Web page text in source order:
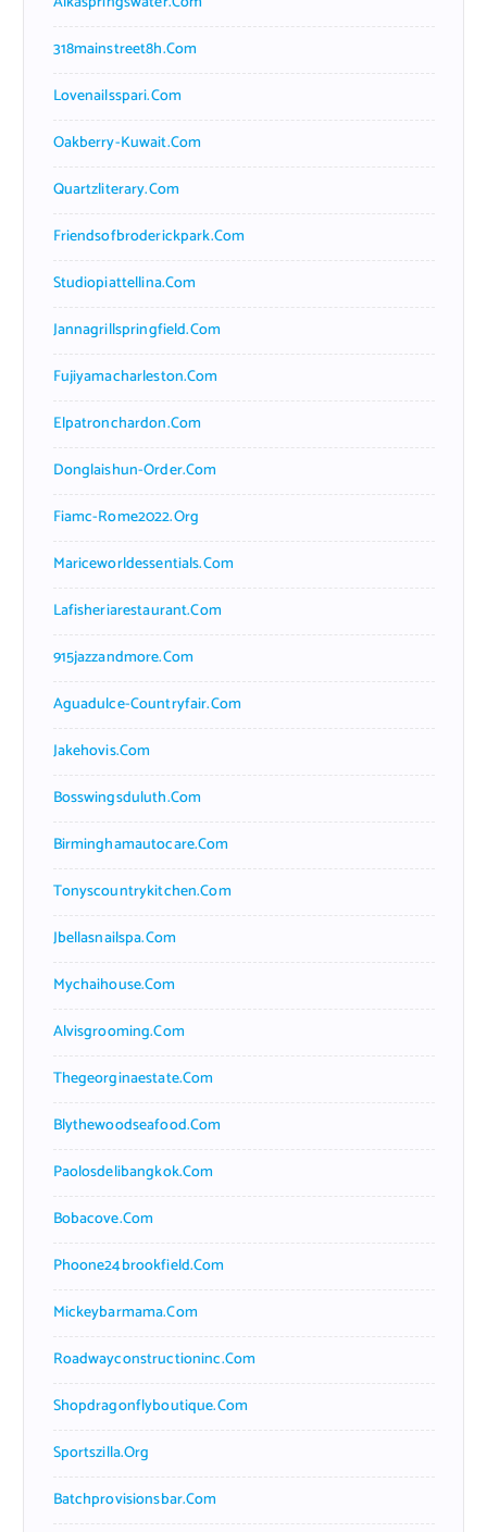
318mainstreet8h.com
Lovenailsspari.com
Oakberry-Kuwait.com
Quartzliterary.com
Friendsofbroderickpark.com
Studiopiattellina.com
Jannagrillspringfield.com
Fujiyamacharleston.com
Elpatronchardon.com
Donglaishun-Order.com
Fiamc-Rome2022.org
Mariceworldessentials.com
Lafisheriarestaurant.com
915jazzandmore.com
Aguadulce-Countryfair.com
Jakehovis.com
Bosswingsduluth.com
Birminghamautocare.com
Tonyscountrykitchen.com
Jbellasnailspa.com
Mychaihouse.com
Alvisgrooming.com
Thegeorginaestate.com
Blythewoodseafood.com
Paolosdelibangkok.com
Bobacove.com
Phoone24brookfield.com
Mickeybarmama.com
Roadwayconstructioninc.com
Shopdragonflyboutique.com
Sportszilla.org
Batchprovisionsbar.com